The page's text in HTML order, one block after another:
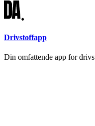
Drivstoffapp
Din omfattende app for